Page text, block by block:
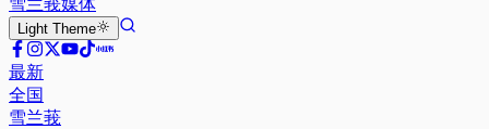
Light Theme
最新
全国
雪兰莪